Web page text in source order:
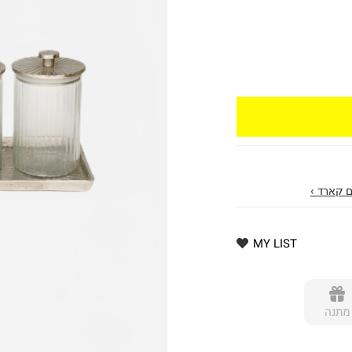
קארד ›
MY LIST
מתנה